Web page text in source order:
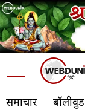
समाचार बॉलीवुड